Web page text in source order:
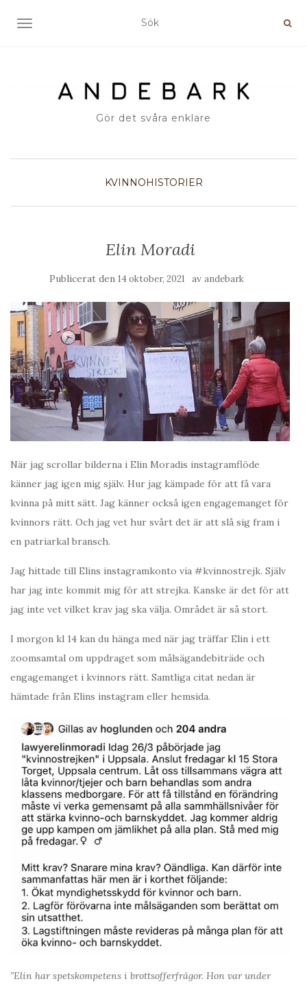
SLÅ PÅ/AV NAVIGERING
Gör det svåra enklare
KVINNOHISTORIER
Elin Moradi
Publicerat den 14 oktober, 2021 av andebark
När jag scrollar bilderna i Elin Moradis instagramflöde
känner jag igen mig själv. Hur jag kämpade för att få vara
kvinna på mitt sätt. Jag känner också igen engagemanget för
kvinnors rätt. Och jag vet hur svårt det är att slå sig fram i
en patriarkal bransch.
Jag hittade till Elins instagramkonto via #kvinnostrejk. Själv
har jag inte kommit mig för att strejka. Kanske är det för att
jag inte vet vilket krav jag ska välja. Området är så stort.
I morgon kl 14 kan du hänga med när jag träffar Elin i ett
zoomsamtal om uppdraget som målsägandebiträde och
engagemanget i kvinnors rätt. Samtliga citat nedan är
hämtade från Elins instagram eller hemsida.
”Elin har spetskompetens i brottsofferfrågor. Hon var under